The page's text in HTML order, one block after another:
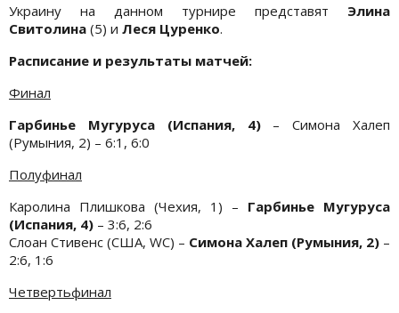
Украину на данном турнире представят Элина
Свитолина (5) и Леся Цуренко.
Расписание и результаты матчей:
Финал
Гарбинье Мугуруса (Испания, 4) – Симона Халеп
(Румыния, 2) – 6:1, 6:0
Полуфинал
Каролина Плишкова (Чехия, 1) – Гарбинье Мугуруса
(Испания, 4) – 3:6, 2:6
Слоан Стивенс (США, WC) – Симона Халеп (Румыния, 2) –
2:6, 1:6
Четвертьфинал